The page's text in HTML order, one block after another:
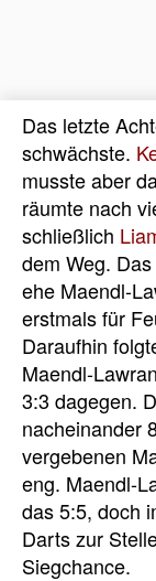
Das letzte
schwächste.
musste aber
räumte nach
schließlich
dem Weg.
ehe Maendl-
erstmals für
Daraufhin
Maendl-
3:3 dagegen.
nacheinander
vergebenen
eng. Maendl-
das 5:5, doch
Darts zur
Siegchance.